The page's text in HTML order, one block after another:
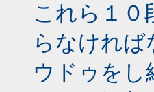
これら１０
らなければ
ウドゥをし